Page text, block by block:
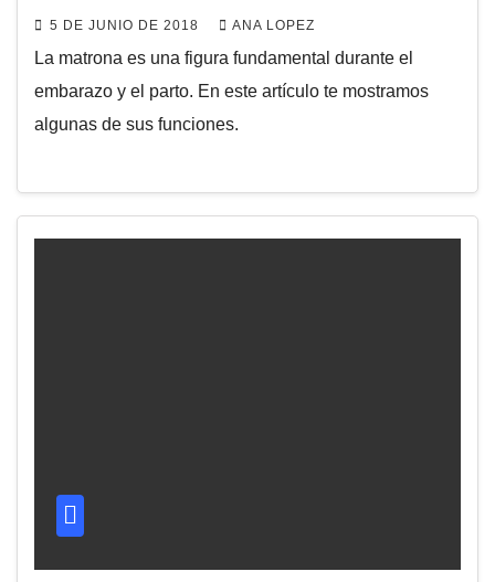
5 DE JUNIO DE 2018 ANA LOPEZ
La matrona es una figura fundamental durante el
embarazo y el parto. En este artículo te mostramos
algunas de sus funciones.